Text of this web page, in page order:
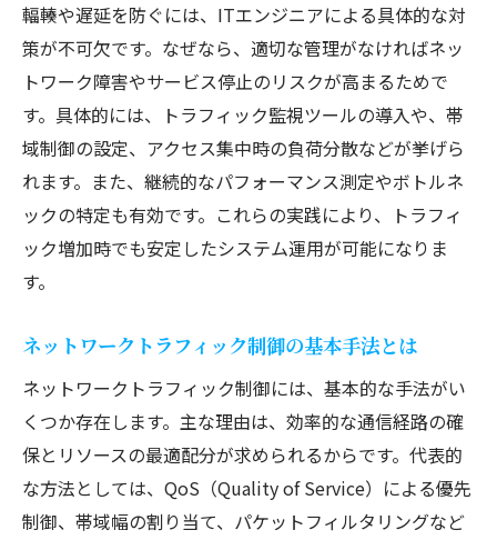
輻輳や遅延を防ぐには、ITエンジニアによる具体的な対
策が不可欠です。なぜなら、適切な管理がなければネッ
トワーク障害やサービス停止のリスクが高まるためで
す。具体的には、トラフィック監視ツールの導入や、帯
域制御の設定、アクセス集中時の負荷分散などが挙げら
れます。また、継続的なパフォーマンス測定やボトルネ
ックの特定も有効です。これらの実践により、トラフィ
ック増加時でも安定したシステム運用が可能になりま
す。
ネットワークトラフィック制御の基本手法とは
ネットワークトラフィック制御には、基本的な手法がい
くつか存在します。主な理由は、効率的な通信経路の確
保とリソースの最適配分が求められるからです。代表的
な方法としては、QoS（Quality of Service）による優先
制御、帯域幅の割り当て、パケットフィルタリングなど